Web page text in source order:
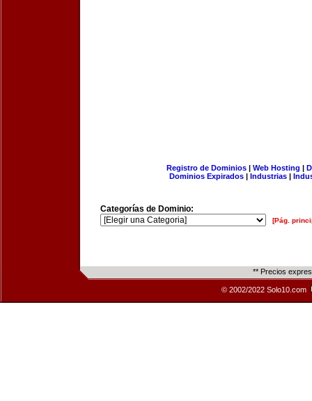
Registro de Dominios| Web Hosting |
Dominios Expirados | Industrias |
Categorías de Dominio:
[Pág.
** Precios
© 2002/2022 Solo10.com